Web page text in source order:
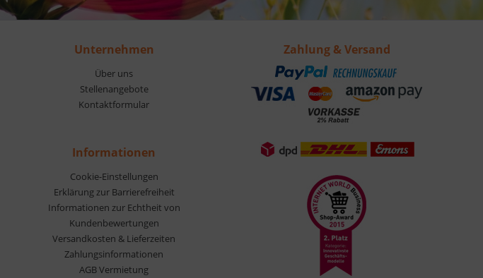
Unternehmen
Über uns
Stellenangebote
Kontaktformular
Informationen
Cookie-Einstellungen
Erklärung zur Barrierefreiheit
Informationen zur Echtheit von
Kundenbewertungen
Versandkosten & Lieferzeiten
Zahlungsinformationen
AGB Vermietung
Zahlung & Versand